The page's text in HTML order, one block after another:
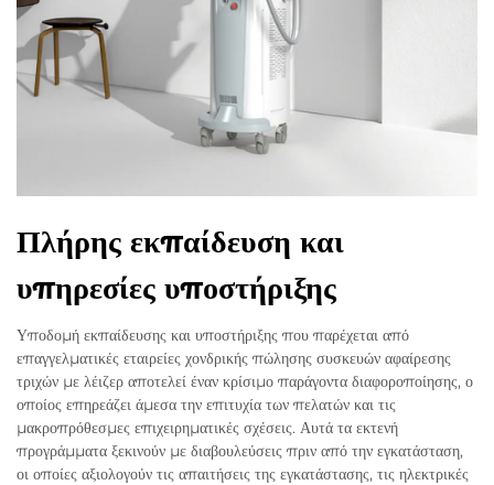
Πλήρης εκπαίδευση και
υπηρεσίες υποστήριξης
Υποδομή εκπαίδευσης και υποστήριξης που παρέχεται από
επαγγελματικές εταιρείες χονδρικής πώλησης συσκευών αφαίρεσης
τριχών με λέιζερ αποτελεί έναν κρίσιμο παράγοντα διαφοροποίησης, ο
οποίος επηρεάζει άμεσα την επιτυχία των πελατών και τις
μακροπρόθεσμες επιχειρηματικές σχέσεις. Αυτά τα εκτενή
προγράμματα ξεκινούν με διαβουλεύσεις πριν από την εγκατάσταση,
οι οποίες αξιολογούν τις απαιτήσεις της εγκατάστασης, τις ηλεκτρικές